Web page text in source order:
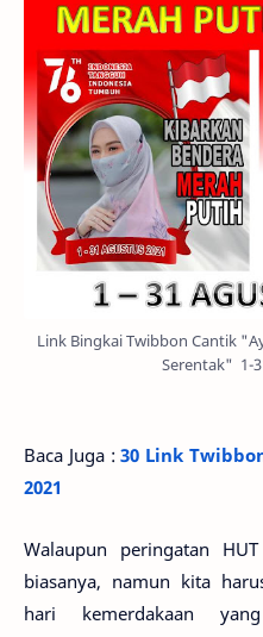
Link Bingkai Twibbon Cantik
Serentak" 1-
Baca Juga :30 Link
2021
Walaupun peringatan
biasanya, namun kita
hari kemerdakaan